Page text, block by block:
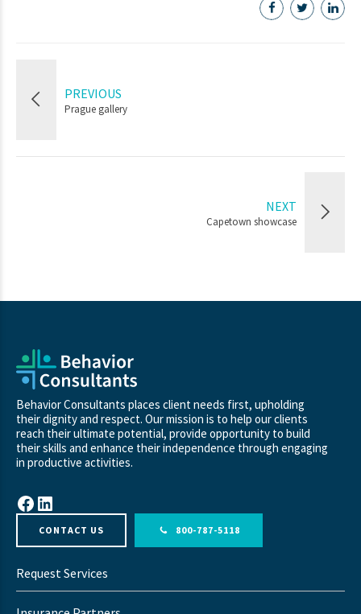
PREVIOUS
Prague gallery
NEXT
Capetown showcase
Behavior Consultants places client needs first, upholding
their dignity and respect. Our mission is to help our clients
reach their ultimate potential, provide opportunity to build
their skills and enhance their independence through engaging
in productive activities.
Facebook LinkedIn
CONTACT US 800-787-5118
Request Services